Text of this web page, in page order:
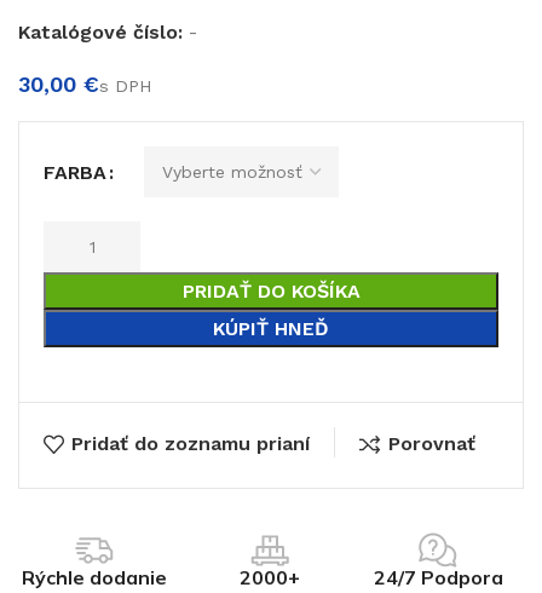
Katalógové číslo: -
€
FARBA
PRIDAŤ DO KOŠÍKA
KÚPIŤ HNEĎ
Pridať do zoznamu prianí Porovnať
Rýchle dodanie 2000+ 24/7 Podpora
€